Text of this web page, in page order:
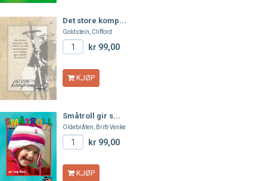
Det store komp...
Goldstein, Clifford
kr 99,00
KJØP
Småtroll gir s...
Oldebråten, Britt-Venke
kr 99,00
KJØP